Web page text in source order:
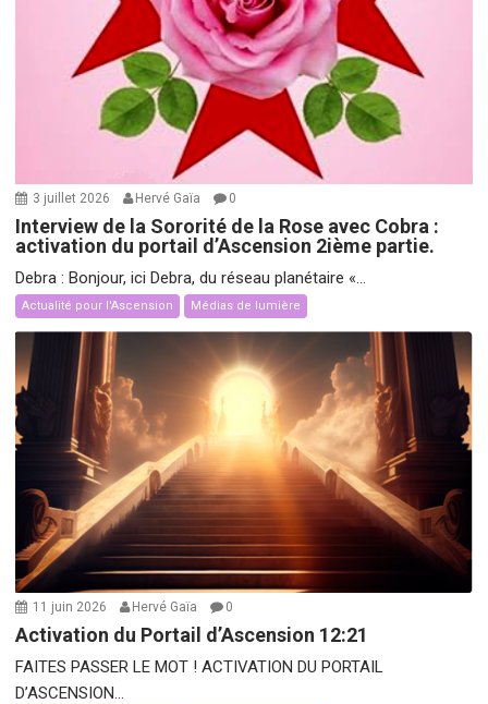
3 juillet 2026 Hervé Gaïa 0
Interview de la Sororité de la Rose avec Cobra :
activation du portail d’Ascension 2ième partie.
Debra : Bonjour, ici Debra, du réseau planétaire «...
Actualité pour l'Ascension Médias de lumière
11 juin 2026 Hervé Gaïa 0
Activation du Portail d’Ascension 12:21
FAITES PASSER LE MOT ! ACTIVATION DU PORTAIL
D’ASCENSION...